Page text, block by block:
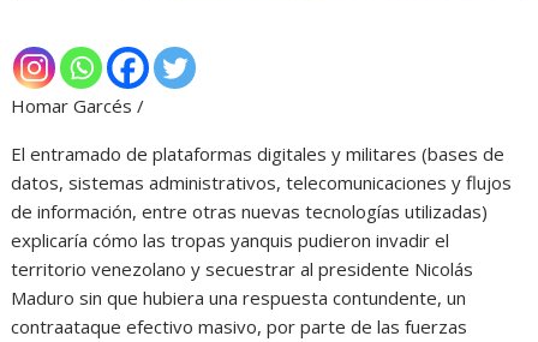
Homar Garcés /
El entramado de plataformas digitales y militares (bases de
datos, sistemas administrativos, telecomunicaciones y flujos
de información, entre otras nuevas tecnologías utilizadas)
explicaría cómo las tropas yanquis pudieron invadir el
territorio venezolano y secuestrar al presidente Nicolás
Maduro sin que hubiera una respuesta contundente, un
contraataque efectivo masivo, por parte de las fuerzas